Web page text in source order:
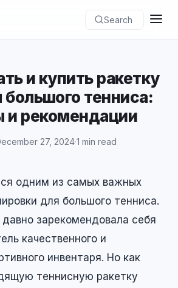
Search
и купить ракетку
большого тенниса:
и рекомендации
27, 2024·1 min read
одним из самых важных
для большого тенниса.
зарекомендовала себя
качественного и
инвентаря. Но как
теннисную ракетку